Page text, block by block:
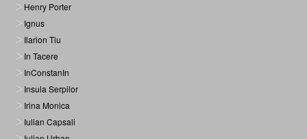
Henry Porter
Ignus
Ilarion Tiu
In Tacere
InConstanIn
Insula Serpilor
Irina Monica
Iulian Capsali